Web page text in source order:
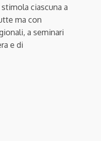
ciascuna a
ma con
a seminari
e di